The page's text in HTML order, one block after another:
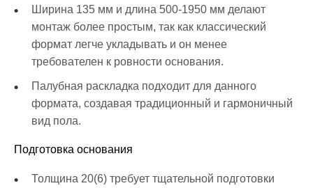
Ширина 135 мм и длина 500-1950 мм делают
монтаж более простым, так как классический
формат легче укладывать и он менее
требователен к ровности основания.
Палубная раскладка подходит для данного
формата, создавая традиционный и гармоничный
вид пола.
Подготовка основания
Толщина 20(6) требует тщательной подготовки